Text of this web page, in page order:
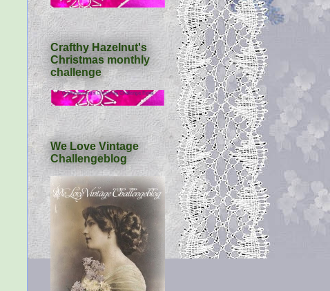
Crafthy Hazelnut's
Christmas monthly
challenge
We Love Vintage
Challengeblog